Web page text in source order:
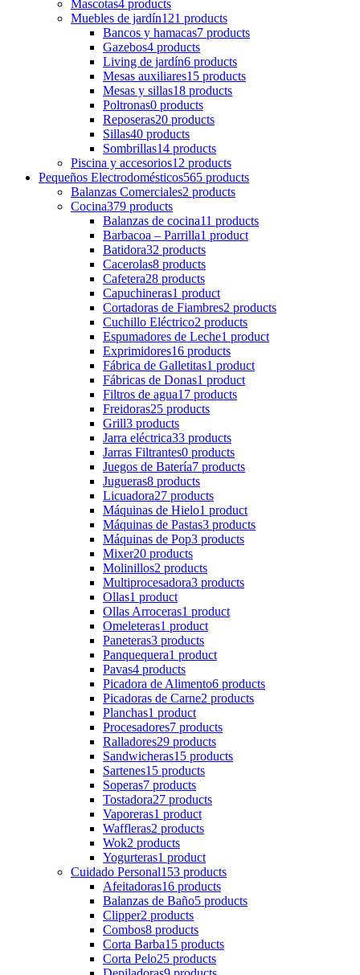
Mascotas4 products
Muebles de jardín121 products
Bancos y hamacas7 products
Gazebos4 products
Living de jardín6 products
Mesas auxiliares15 products
Mesas y sillas18 products
Poltronas0 products
Reposeras20 products
Sillas40 products
Sombrillas14 products
Piscina y accesorios12 products
Pequeños Electrodomésticos565 products
Balanzas Comerciales2 products
Cocina379 products
Balanzas de cocina11 products
Barbacoa – Parrilla1 product
Batidora32 products
Cacerolas8 products
Cafetera28 products
Capuchineras1 product
Cortadoras de Fiambres2 products
Cuchillo Eléctrico2 products
Espumadores de Leche1 product
Exprimidores16 products
Fábrica de Galletitas1 product
Fábricas de Donas1 product
Filtros de agua17 products
Freidoras25 products
Grill3 products
Jarra eléctrica33 products
Jarras Filtrantes0 products
Juegos de Batería7 products
Jugueras8 products
Licuadora27 products
Máquinas de Hielo1 product
Máquinas de Pastas3 products
Máquinas de Pop3 products
Mixer20 products
Molinillos2 products
Multiprocesadora3 products
Ollas1 product
Ollas Arroceras1 product
Omeleteras1 product
Paneteras3 products
Panquequera1 product
Pavas4 products
Picadora de Alimento6 products
Picadoras de Carne2 products
Planchas1 product
Procesadores7 products
Ralladores29 products
Sandwicheras15 products
Sartenes15 products
Soperas7 products
Tostadora27 products
Vaporeras1 product
Waffleras2 products
Wok2 products
Yogurteras1 product
Cuidado Personal153 products
Afeitadoras16 products
Balanzas de Baño5 products
Clipper2 products
Combos8 products
Corta Barba15 products
Corta Pelo25 products